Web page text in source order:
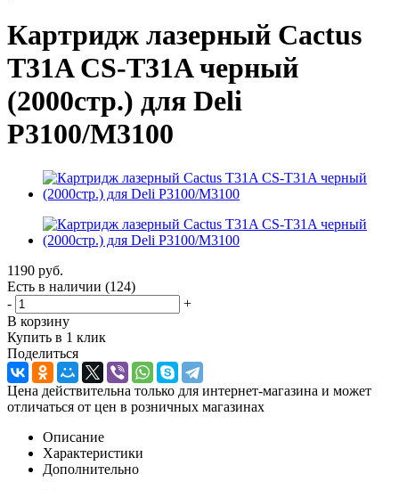
Картридж лазерный Cactus
T31A CS-T31A черный
(2000стр.) для Deli
P3100/M3100
1190 руб.
Есть в наличии (124)
-
+
В корзину
Купить в 1 клик
Поделиться
Цена действительна только для интернет-магазина и может
отличаться от цен в розничных магазинах
Описание
Характеристики
Дополнительно